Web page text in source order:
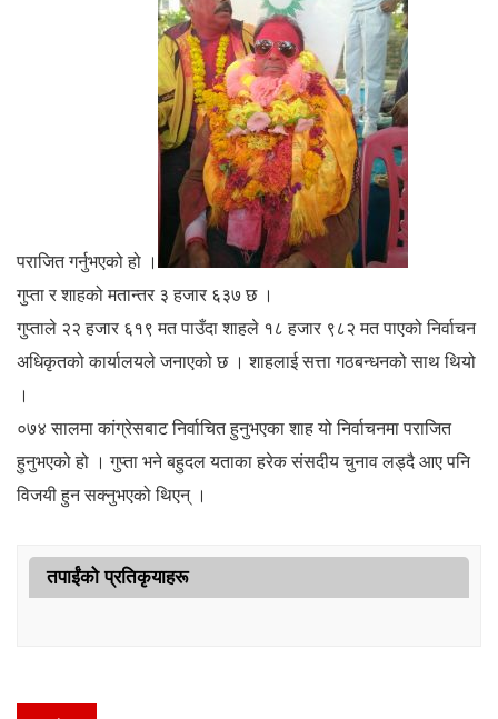
पराजित गर्नुभएको हो ।
गुप्ता र शाहको मतान्तर ३ हजार ६३७ छ ।
गुप्ताले २२ हजार ६१९ मत पाउँदा शाहले १८ हजार ९८२ मत पाएको निर्वाचन
अधिकृतको कार्यालयले जनाएको छ । शाहलाई सत्ता गठबन्धनको साथ थियो
।
०७४ सालमा कांग्रेसबाट निर्वाचित हुनुभएका शाह यो निर्वाचनमा पराजित
हुनुभएको हो । गुप्ता भने बहुदल यताका हरेक संसदीय चुनाव लड्दै आए पनि
विजयी हुन सक्नुभएको थिएन् ।
तपाईंको प्रतिकृयाहरू